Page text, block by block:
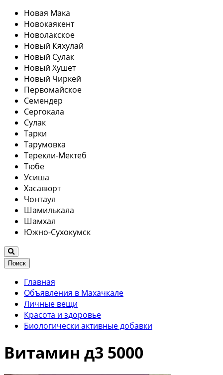
Новая Мака
Новокаякент
Новолакское
Новый Кяхулай
Новый Сулак
Новый Хушет
Новый Чиркей
Первомайское
Семендер
Сергокала
Сулак
Тарки
Тарумовка
Терекли-Мектеб
Тюбе
Усиша
Хасавюрт
Чонтаул
Шамилькала
Шамхал
Южно-Сухокумск
Поиск
Главная
Объявления в Махачкале
Личные вещи
Красота и здоровье
Биологически активные добавки
Витамин д3 5000